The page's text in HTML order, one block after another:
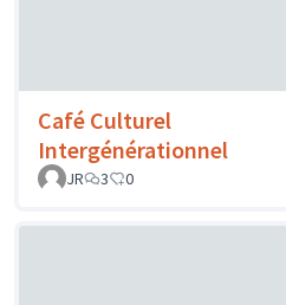
Café Culturel
Intergénérationnel
JR
3 0